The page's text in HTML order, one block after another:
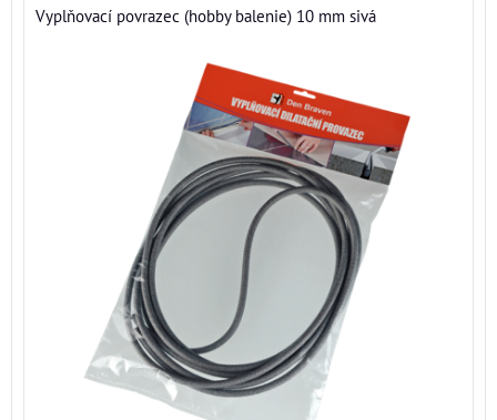
Vyplňovací povrazec (hobby balenie) 10 mm sivá